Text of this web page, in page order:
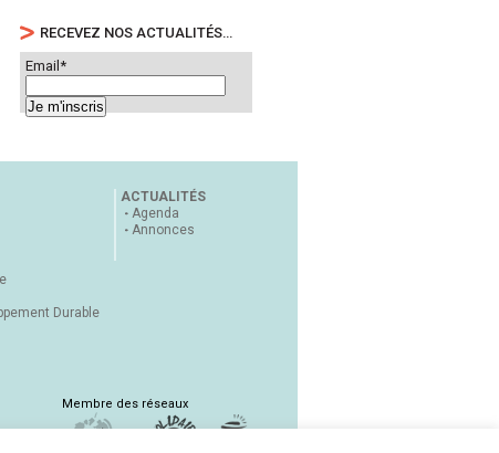
RECEVEZ NOS ACTUALITÉS…
Email*
Durable
ACTUALITÉS
Agenda
Annonces
Membre des réseaux